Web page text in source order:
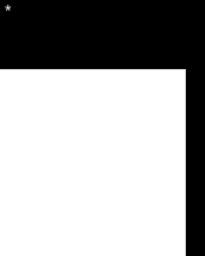
*